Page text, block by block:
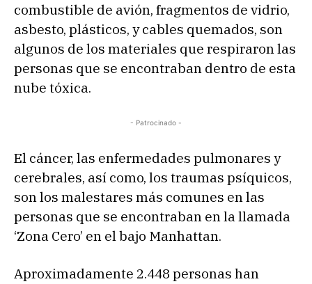
combustible de avión, fragmentos de vidrio,
asbesto, plásticos, y cables quemados, son
algunos de los materiales que respiraron las
personas que se encontraban dentro de esta
nube tóxica.
- Patrocinado -
El cáncer, las enfermedades pulmonares y
cerebrales, así como, los traumas psíquicos,
son los malestares más comunes en las
personas que se encontraban en la llamada
‘Zona Cero’ en el bajo Manhattan.
Aproximadamente 2.448 personas han